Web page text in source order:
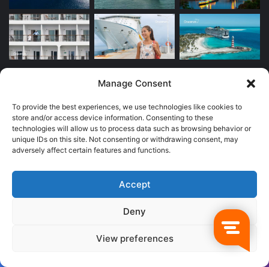
Manage Consent
To provide the best experiences, we use technologies like cookies to
store and/or access device information. Consenting to these
technologies will allow us to process data such as browsing behavior or
unique IDs on this site. Not consenting or withdrawing consent, may
adversely affect certain features and functions.
Accept
Deny
View preferences
Escribe
tu
correo